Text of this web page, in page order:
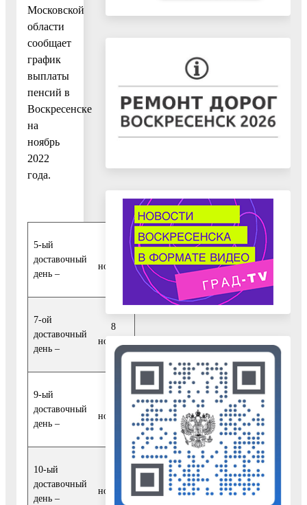
Московской
области
сообщает
график
выплаты
пенсий в
Воскресенске
на
ноябрь
2022
года.
5-ый
доставочный
день –
ноября;
7-ой
доставочный
день –
8
ноября;
9-ый
доставочный
день –
ноября;
10-ый
доставочный
день –
ноября;